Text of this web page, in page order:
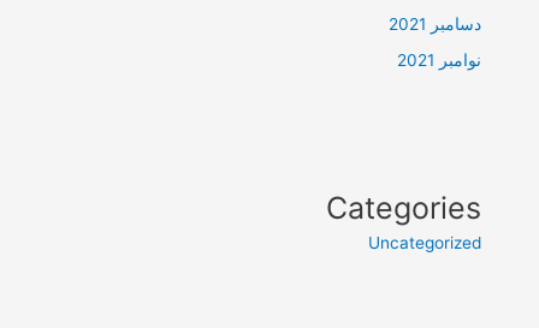
دسامبر 2021
نوامبر 2021
Categories
Uncategorized